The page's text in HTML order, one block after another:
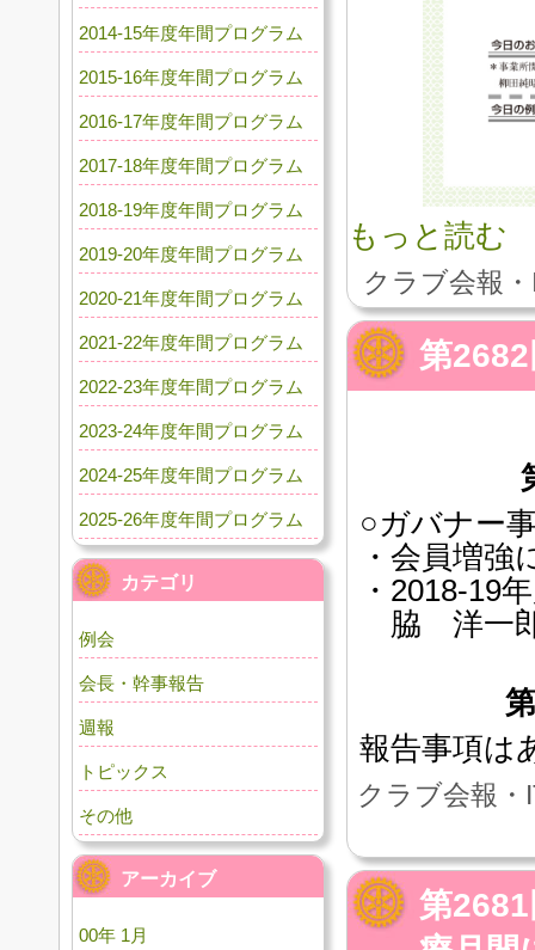
もっと読む
クラブ会報
第
○ガバナー
・会員増
・2018-19
脇 洋一郎
報告事項は
クラブ会報・
第
2014-15年度年間プログラム
2015-16年度年間プログラム
2016-17年度年間プログラム
2017-18年度年間プログラム
2018-19年度年間プログラム
2019-20年度年間プログラム
2020-21年度年間プログラム
2021-22年度年間プログラム
2022-23年度年間プログラム
2023-24年度年間プログラム
2024-25年度年間プログラム
2025-26年度年間プログラム
カテゴリ
例会
会長・幹事報告
週報
トピックス
その他
アーカイブ
00年 1月